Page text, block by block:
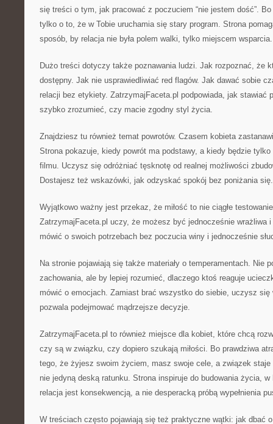
się treści o tym, jak pracować z poczuciem “nie jestem dość”.
tylko o to, że w Tobie uruchamia się stary program. Strona
sposób, by relacja nie była polem walki, tylko miejscem wsparcia.
Dużo treści dotyczy także poznawania ludzi. Jak rozpoznać, że
dostępny. Jak nie usprawiedliwiać red flagów. Jak dawać sobie
relacji bez etykiety. ZatrzymajFaceta.pl podpowiada, jak stawiać
szybko zrozumieć, czy macie zgodny styl życia.
Znajdziesz tu również temat powrotów. Czasem kobieta
Strona pokazuje, kiedy powrót ma podstawy, a kiedy będzie
filmu. Uczysz się odróżniać tęsknotę od realnej możliwości
Dostajesz też wskazówki, jak odzyskać spokój bez poniżania się.
Wyjątkowo ważny jest przekaz, że miłość to nie ciągłe
ZatrzymajFaceta.pl uczy, że możesz być jednocześnie wrażliwa
mówić o swoich potrzebach bez poczucia winy i jednocześnie
Na stronie pojawiają się także materiały o temperamentach. Nie
zachowania, ale by lepiej rozumieć, dlaczego ktoś reaguje
mówić o emocjach. Zamiast brać wszystko do siebie, uczysz się
pozwala podejmować mądrzejsze decyzje.
ZatrzymajFaceta.pl to również miejsce dla kobiet, które chcą
czy są w związku, czy dopiero szukają miłości. Bo prawdziwa
tego, że żyjesz swoim życiem, masz swoje cele, a związek
nie jedyną deską ratunku. Strona inspiruje do budowania życia,
relacja jest konsekwencją, a nie desperacką próbą wypełnienia
W treściach często pojawiają się też praktyczne wątki: jak dbać